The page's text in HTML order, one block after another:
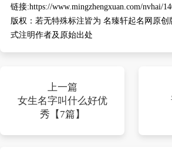
链接:https://www.mingzhengxuan.com/nvhai/
版权： 若无特殊标注皆为 名臻轩起名网原
式注明作者及原始出处
上一篇
女生名字叫什么好优
秀【7篇】